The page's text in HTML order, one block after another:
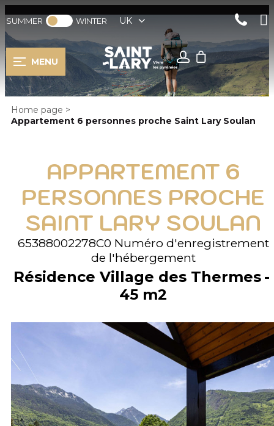
SUMMER WINTER UK
MENU
Home page >
Appartement 6 personnes proche Saint Lary Soulan
APPARTEMENT 6
PERSONNES PROCHE
SAINT LARY SOULAN
65388002278C0 Numéro d'enregistrement
de l'hébergement
Résidence Village des Thermes
45 m2